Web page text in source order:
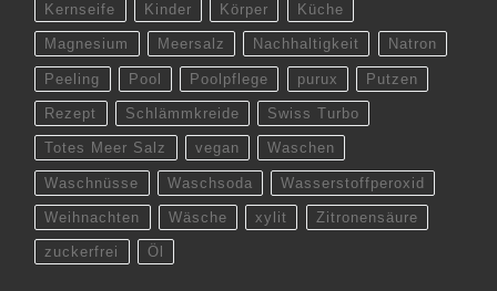
Kernseife Kinder Körper Küche
Magnesium Meersalz Nachhaltigkeit Natron
Peeling Pool Poolpflege purux Putzen
Rezept Schlämmkreide Swiss Turbo
Totes Meer Salz vegan Waschen
Waschnüsse Waschsoda Wasserstoffperoxid
Weihnachten Wäsche xylit Zitronensäure
zuckerfrei Öl